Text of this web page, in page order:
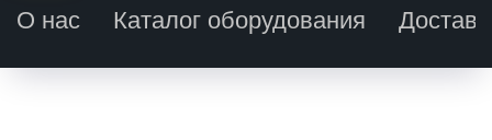
О нас Каталог оборудования